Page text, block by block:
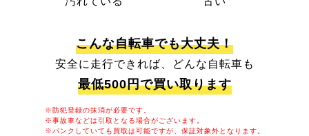
こんな自転車でも大丈夫！
安全に走行できれば、どんな自転車も
最低500円で買い取ります
※防犯登録の抹消が必要です。
※事故車などは引取となる場合がございます。
※パンクしていても買取は可能ですが、保証対象外となります。